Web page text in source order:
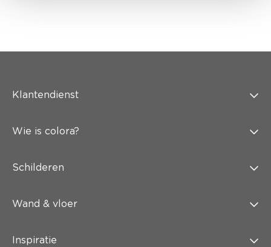
Klantendienst
Wie is colora?
Schilderen
Wand & vloer
Inspiratie